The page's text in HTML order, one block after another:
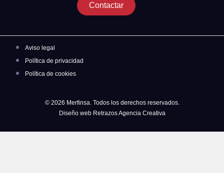
Contactar
Aviso legal
Política de privacidad
Política de cookies
© 2026 Merfinsa. Todos los derechos reservados.
Diseño web Retrazos Agencia Creativa